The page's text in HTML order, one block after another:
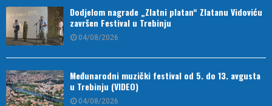
Dodjelom nagrade „Zlatni platan“ Zlatanu Vidoviću
završen Festival u Trebinju
04/08/2026
Međunarodni muzički festival od 5. do 13. avgusta
u Trebinju (VIDEO)
04/08/2026